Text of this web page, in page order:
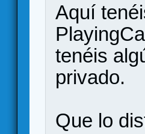
Aquí
tenéis
privado.
Que lo